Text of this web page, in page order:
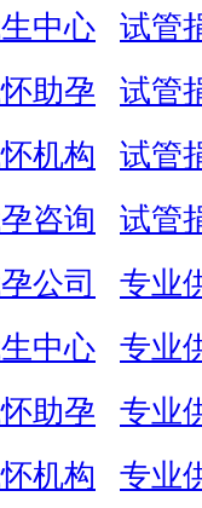
中心
试管
助孕
试管
机构
试管
咨询
试管
公司
专业
中心
专业
助孕
专业
机构
专业